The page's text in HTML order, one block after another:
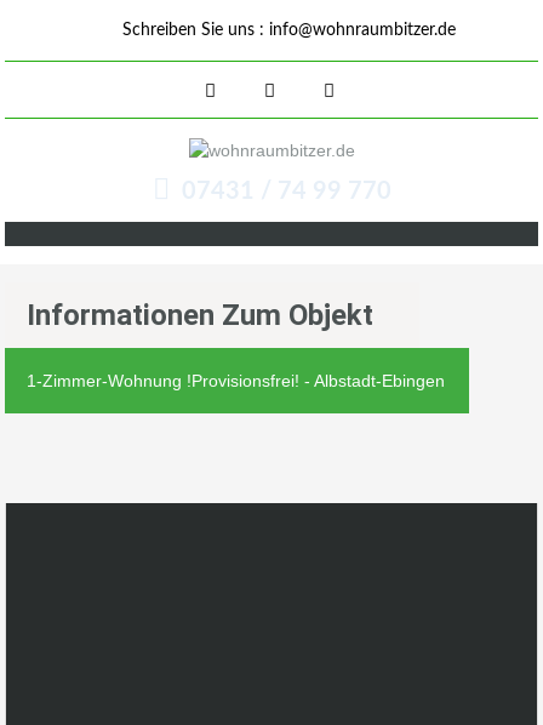
Schreiben Sie uns : info@wohnraumbitzer.de
07431 / 74 99 770
Informationen Zum Objekt
1-Zimmer-Wohnung !Provisionsfrei! - Albstadt-Ebingen